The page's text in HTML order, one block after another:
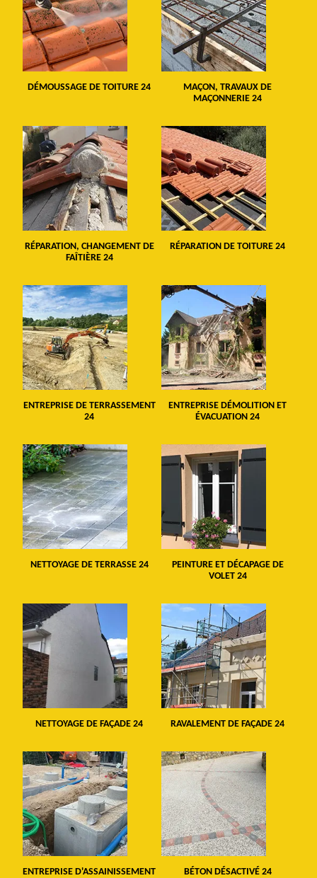
DÉMOUSSAGE DE TOITURE 24
MAÇON, TRAVAUX DE
MAÇONNERIE 24
RÉPARATION, CHANGEMENT DE
FAÎTIÈRE 24
RÉPARATION DE TOITURE 24
ENTREPRISE DE TERRASSEMENT
24
ENTREPRISE DÉMOLITION ET
ÉVACUATION 24
NETTOYAGE DE TERRASSE 24
PEINTURE ET DÉCAPAGE DE
VOLET 24
NETTOYAGE DE FAÇADE 24 RAVALEMENT DE FAÇADE 24
ENTREPRISE D'ASSAINISSEMENT BÉTON DÉSACTIVÉ 24